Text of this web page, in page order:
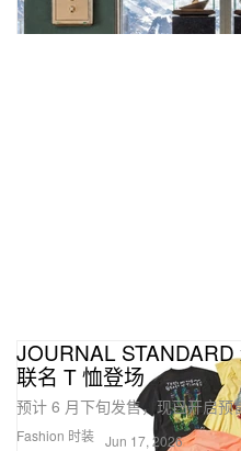
Fashion 时装
JOURNAL
联名 T 恤登场
预计 6 月下旬发售，现已开启预
Jun 17, 2026